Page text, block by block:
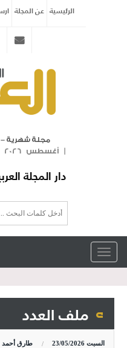
الرئيسية عن المجلة
مجلة شهرية-
| أغسطس 2026 م- صفر 1448 هـ
دار المجلة
Toggle
navigation
ملف العدد
السبت 23/05/2026 طارق أحمد